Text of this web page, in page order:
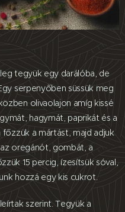
tegyük egy darálóba, de
serpenyőben süssük meg
olivaolajon amíg kissé
hagymát, paprikát és a
a mártást, majd adjuk
oregánót, gombát, a
15 percig, ízesítsük sóval,
hozzá egy kis cukrot.
szerint. Tegyük a